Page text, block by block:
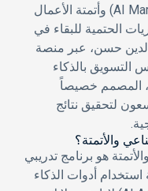
و أتمتة الأعمال
الحتمية للبقاء في
حسن، عبر منصة
التسويق بالذكاء
المصمم خصيصاً
لتحقيق نتائج
والأتمتة؟
هو برنامج تدريبي
أدوات الذكاء